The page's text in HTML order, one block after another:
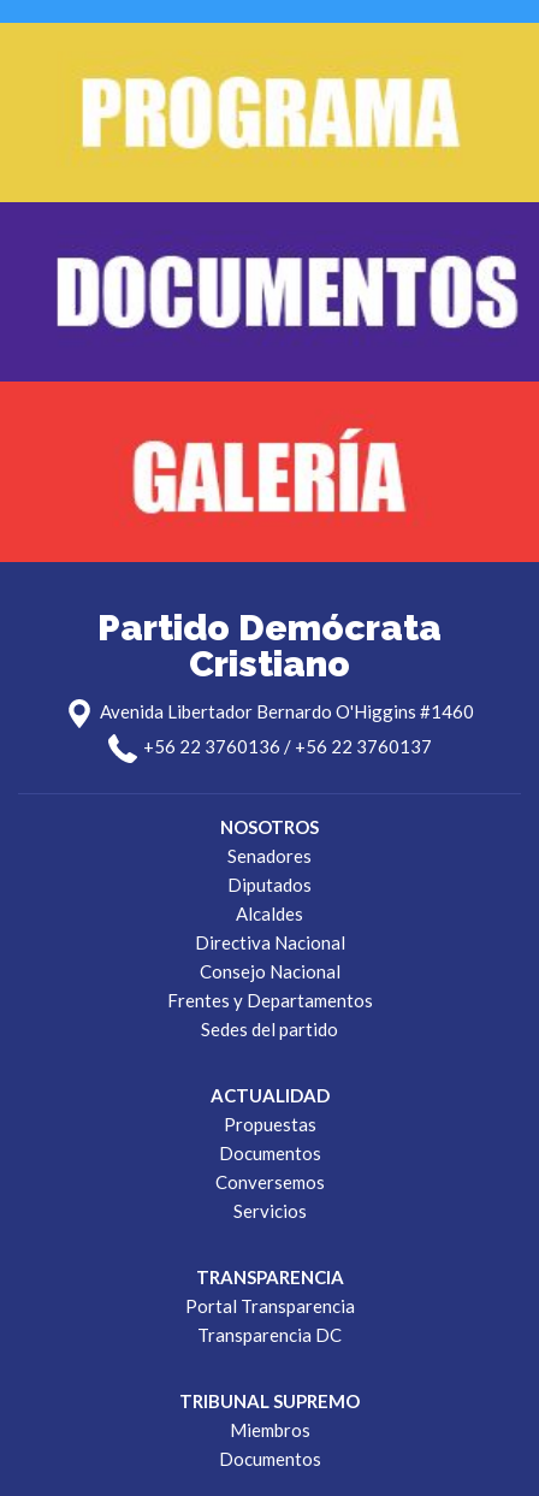
Partido Demócrata
Cristiano
Avenida Libertador Bernardo O'Higgins #1460
+56 22 3760136 / +56 22 3760137
NOSOTROS
Senadores
Diputados
Alcaldes
Directiva Nacional
Consejo Nacional
Frentes y Departamentos
Sedes del partido
ACTUALIDAD
Propuestas
Documentos
Conversemos
Servicios
TRANSPARENCIA
Portal Transparencia
Transparencia DC
TRIBUNAL SUPREMO
Miembros
Documentos